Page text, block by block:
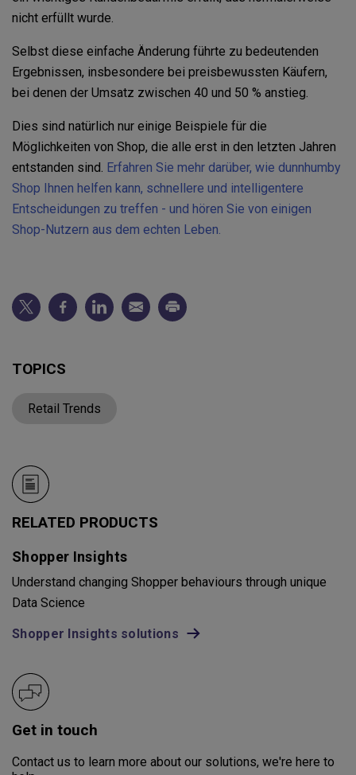
nicht erfüllt wurde.
Selbst diese einfache Änderung führte zu bedeutenden
Ergebnissen, insbesondere bei preisbewussten Käufern,
bei denen der Umsatz zwischen 40 und 50 % anstieg.
Dies sind natürlich nur einige Beispiele für die
Möglichkeiten von Shop, die alle erst in den letzten Jahren
entstanden sind. Erfahren Sie mehr darüber, wie dunnhumby
Shop Ihnen helfen kann, schnellere und intelligentere
Entscheidungen zu treffen - und hören Sie von einigen
Shop-Nutzern aus dem echten Leben.
TOPICS
Retail Trends
RELATED PRODUCTS
Shopper Insights
Understand changing Shopper behaviours through unique
Data Science
Shopper Insights solutions
Get in touch
Contact us to learn more about our solutions, we're here to